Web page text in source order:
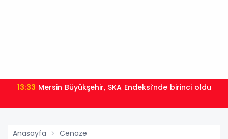
13:33 Mersin Büyükşehir, SKA Endeksi’nde birinci oldu
Anasayfa Cenaze